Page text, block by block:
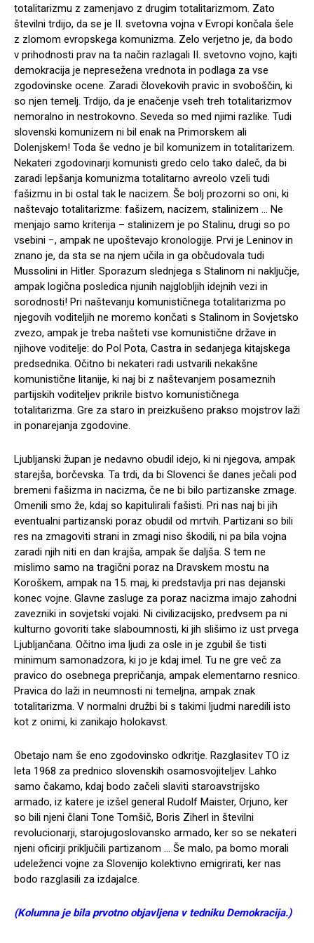
totalitarizmu z zamenjavo z drugim totalitarizmom. Zato
številni trdijo, da se je II. svetovna vojna v Evropi končala šele
z zlomom evropskega komunizma. Zelo verjetno je, da bodo
v prihodnosti prav na ta način razlagali II. svetovno vojno, kajti
demokracija je nepresežena vrednota in podlaga za vse
zgodovinske ocene. Zaradi človekovih pravic in svoboščin, ki
so njen temelj. Trdijo, da je enačenje vseh treh totalitarizmov
nemoralno in nestrokovno. Seveda so med njimi razlike. Tudi
slovenski komunizem ni bil enak na Primorskem ali
Dolenjskem! Toda še vedno je bil komunizem in totalitarizem.
Nekateri zgodovinarji komunisti gredo celo tako daleč, da bi
zaradi lepšanja komunizma totalitarno avreolo vzeli tudi
fašizmu in bi ostal tak le nacizem. Še bolj prozorni so oni, ki
naštevajo totalitarizme: fašizem, nacizem, stalinizem … Ne
menjajo samo kriterija – stalinizem je po Stalinu, drugi so po
vsebini −, ampak ne upoštevajo kronologije. Prvi je Leninov in
znano je, da sta se na njem učila in ga občudovala tudi
Mussolini in Hitler. Sporazum slednjega s Stalinom ni naključje,
ampak logična posledica njunih najglobljih idejnih vezi in
sorodnosti! Pri naštevanju komunističnega totalitarizma po
njegovih voditeljih ne moremo končati s Stalinom in Sovjetsko
zvezo, ampak je treba našteti vse komunistične države in
njihove voditelje: do Pol Pota, Castra in sedanjega kitajskega
predsednika. Očitno bi nekateri radi ustvarili nekakšne
komunistične litanije, ki naj bi z naštevanjem posameznih
partijskih voditeljev prikrile bistvo komunističnega
totalitarizma. Gre za staro in preizkušeno prakso mojstrov laži
in ponarejanja zgodovine.
Ljubljanski župan je nedavno obudil idejo, ki ni njegova, ampak
starejša, borčevska. Ta trdi, da bi Slovenci še danes ječali pod
bremeni fašizma in nacizma, če ne bi bilo partizanske zmage.
Omenili smo že, kdaj so kapitulirali fašisti. Pri nas naj bi jih
eventualni partizanski poraz obudil od mrtvih. Partizani so bili
res na zmagoviti strani in zmagi niso škodili, ni pa bila vojna
zaradi njih niti en dan krajša, ampak še daljša. S tem ne
mislimo samo na tragični poraz na Dravskem mostu na
Koroškem, ampak na 15. maj, ki predstavlja pri nas dejanski
konec vojne. Glavne zasluge za poraz nacizma imajo zahodni
zavezniki in sovjetski vojaki. Ni civilizacijsko, predvsem pa ni
kulturno govoriti take slaboumnosti, ki jih slišimo iz ust prvega
Ljubljančana. Očitno ima ljudi za osle in je zgubil še tisti
minimum samonadzora, ki jo je kdaj imel. Tu ne gre več za
pravico do osebnega prepričanja, ampak elementarno resnico.
Pravica do laži in neumnosti ni temeljna, ampak znak
totalitarizma. V normalni družbi bi s takimi ljudmi naredili isto
kot z onimi, ki zanikajo holokavst.
Obetajo nam še eno zgodovinsko odkritje. Razglasitev TO iz
leta 1968 za prednico slovenskih osamosvojiteljev. Lahko
samo čakamo, kdaj bodo začeli slaviti staroavstrijsko
armado, iz katere je izšel general Rudolf Maister, Orjuno, ker
so bili njeni člani Tone Tomšič, Boris Ziherl in številni
revolucionarji, starojugoslovansko armado, ker so se nekateri
njeni oficirji priključili partizanom … Še malo, pa bomo morali
udeleženci vojne za Slovenijo kolektivno emigrirati, ker nas
bodo razglasili za izdajalce.
(Kolumna je bila prvotno objavljena v tedniku Demokracija.)